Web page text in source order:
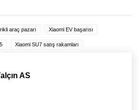
araç pazarı Xiaomi EV başarısı
Xiaomi SU7 satış rakamları
AS